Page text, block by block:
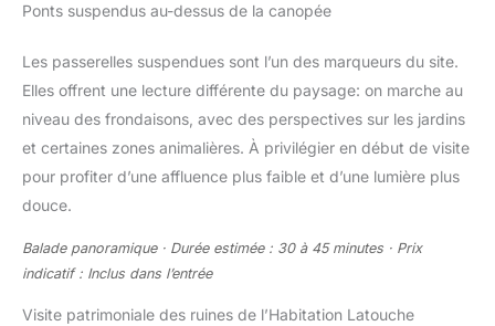
Ponts suspendus au-dessus de la canopée
Les passerelles suspendues sont l’un des marqueurs du site.
Elles offrent une lecture différente du paysage: on marche au
niveau des frondaisons, avec des perspectives sur les jardins
et certaines zones animalières. À privilégier en début de visite
pour profiter d’une affluence plus faible et d’une lumière plus
douce.
Balade panoramique · Durée estimée : 30 à 45 minutes · Prix
indicatif : Inclus dans l’entrée
Visite patrimoniale des ruines de l’Habitation Latouche